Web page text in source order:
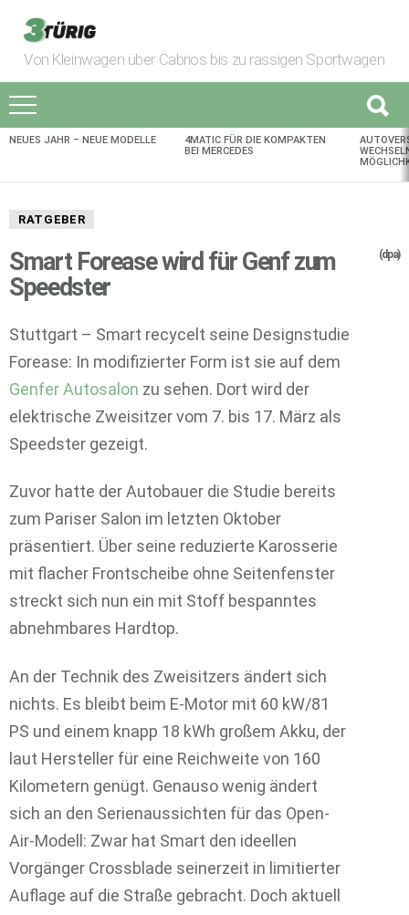
Von Kleinwagen über Cabrios bis zu rassigen Sportwagen
AKTUELLES
NEUES JAHR – NEUE MODELLE
4MATIC FÜR DIE KOMPAKTEN
BEI MERCEDES
RATGEBER
Smart Forease wird für Genf zum
Speedster
(dpa)
Stuttgart – Smart recycelt seine Designstudie
Forease: In modifizierter Form ist sie auf dem
Genfer Autosalon zu sehen. Dort wird der
elektrische Zweisitzer vom 7. bis 17. März als
Speedster gezeigt.
Zuvor hatte der Autobauer die Studie bereits
zum Pariser Salon im letzten Oktober
präsentiert. Über seine reduzierte Karosserie
mit flacher Frontscheibe ohne Seitenfenster
streckt sich nun ein mit Stoff bespanntes
abnehmbares Hardtop.
An der Technik des Zweisitzers ändert sich
nichts. Es bleibt beim E-Motor mit 60 kW/81
PS und einem knapp 18 kWh großem Akku, der
laut Hersteller für eine Reichweite von 160
Kilometern genügt. Genauso wenig ändert
sich an den Serienaussichten für das Open-
Air-Modell: Zwar hat Smart den ideellen
Vorgänger Crossblade seinerzeit in limitierter
Auflage auf die Straße gebracht. Doch aktuell